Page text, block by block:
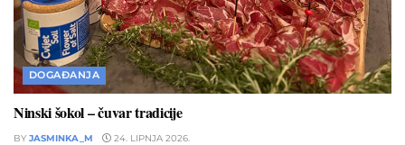
DOGAĐANJA
Ninski šokol – čuvar tradicije
BY JASMINKA_M 24. LIPNJA 2026.